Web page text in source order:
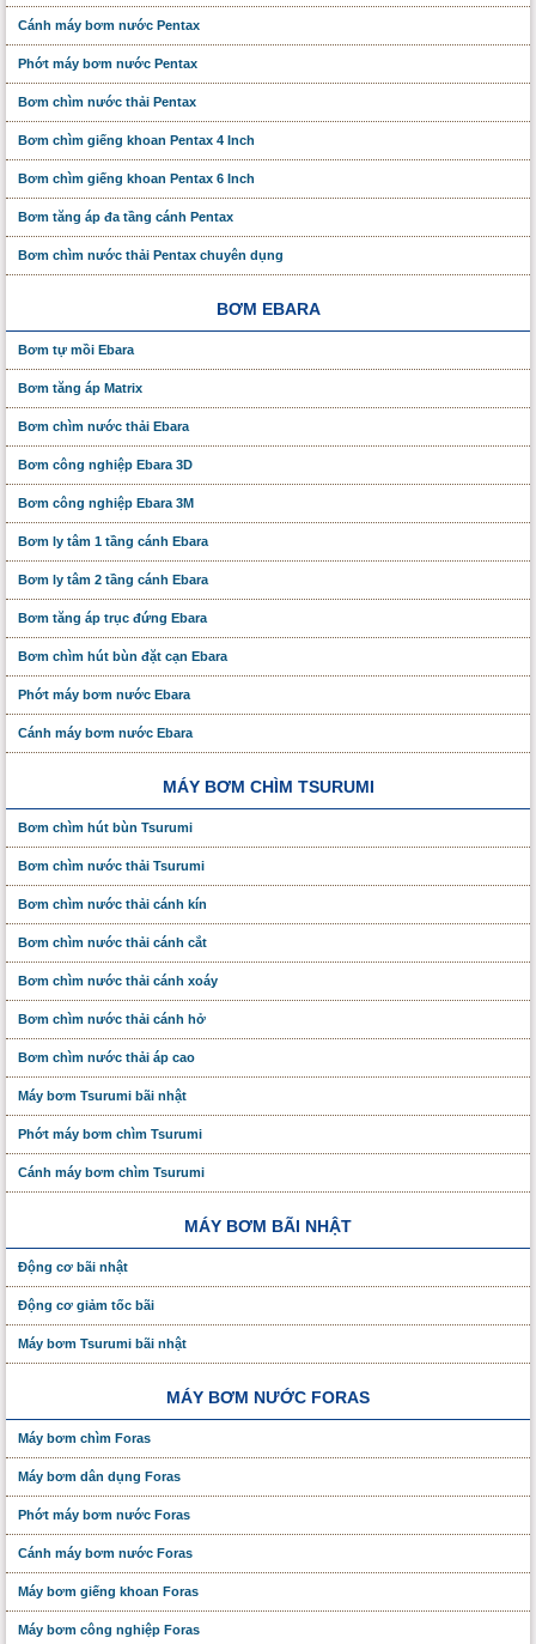
Cánh máy bơm nước Pentax
Phớt máy bơm nước Pentax
Bơm chìm nước thải Pentax
Bơm chìm giếng khoan Pentax 4 Inch
Bơm chìm giếng khoan Pentax 6 Inch
Bơm tăng áp đa tầng cánh Pentax
Bơm chìm nước thải Pentax chuyên dụng
BƠM EBARA
Bơm tự mồi Ebara
Bơm tăng áp Matrix
Bơm chìm nước thải Ebara
Bơm công nghiệp Ebara 3D
Bơm công nghiệp Ebara 3M
Bơm ly tâm 1 tầng cánh Ebara
Bơm ly tâm 2 tầng cánh Ebara
Bơm tăng áp trục đứng Ebara
Bơm chìm hút bùn đặt cạn Ebara
Phớt máy bơm nước Ebara
Cánh máy bơm nước Ebara
MÁY BƠM CHÌM TSURUMI
Bơm chìm hút bùn Tsurumi
Bơm chìm nước thải Tsurumi
Bơm chìm nước thải cánh kín
Bơm chìm nước thải cánh cắt
Bơm chìm nước thải cánh xoáy
Bơm chìm nước thải cánh hở
Bơm chìm nước thải áp cao
Máy bơm Tsurumi bãi nhật
Phớt máy bơm chìm Tsurumi
Cánh máy bơm chìm Tsurumi
MÁY BƠM BÃI NHẬT
Động cơ bãi nhật
Động cơ giảm tốc bãi
Máy bơm Tsurumi bãi nhật
MÁY BƠM NƯỚC FORAS
Máy bơm chìm Foras
Máy bơm dân dụng Foras
Phớt máy bơm nước Foras
Cánh máy bơm nước Foras
Máy bơm giếng khoan Foras
Máy bơm công nghiệp Foras